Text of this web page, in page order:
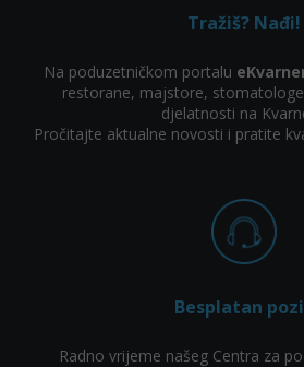
Tražiš? Nađi!
Na poduzetničkom portalu
restorane, majstore,
djelatnosti na
Pročitajte aktualne novosti i pratite
Besplatan
Radno vrijeme našeg Centra za